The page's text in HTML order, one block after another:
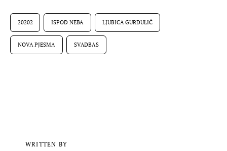
20202 ISPOD NEBA LJUBICA GURDULIĆ
NOVA PJESMA SVADBAS
WRITTEN BY